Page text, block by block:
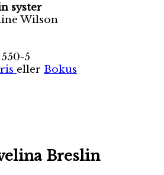
syster
Wilson
5
eller Bokus
Breslin